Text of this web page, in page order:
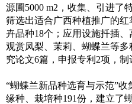
源圃5000 m2，收集、引进了
筛选出适合广西种植推广的
卉品种18个；应用设施扦插、
观赏凤梨、茉莉、蝴蝶兰等
究论文6篇，申报专利2项，制
“蝴蝶兰新品种选育与示范”
缘种、栽培种191份，建立了